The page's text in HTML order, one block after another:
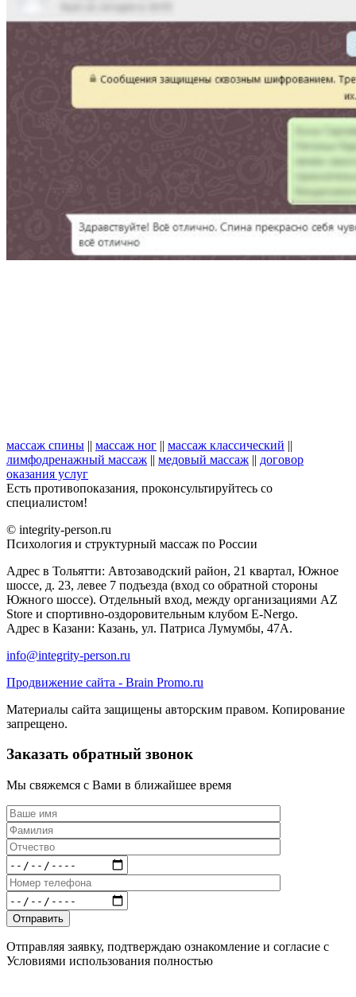
массаж спины || массаж ног || массаж классический ||
лимфодренажный массаж || медовый массаж || договор
оказания услуг
Есть противопоказания, проконсультируйтесь со
специалистом!
© integrity-person.ru
Психология и структурный массаж по России
Адрес в Тольятти: Автозаводский район, 21 квартал, Южное
шоссе, д. 23, левее 7 подъезда (вход со обратной стороны
Южного шоссе). Отдельный вход, между организациями AZ
Store и спортивно-оздоровительным клубом E-Nergo.
Адрес в Казани: Казань, ул. Патриса Лумумбы, 47А.
info@integrity-person.ru
Продвижение сайта - Brain Promo.ru
Материалы сайта защищены авторским правом. Копирование
запрещено.
Заказать обратный звонок
Мы свяжемся с Вами в ближайшее время
Отправляя заявку, подтверждаю ознакомление и согласие с
Условиями использования полностью